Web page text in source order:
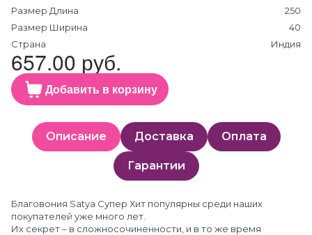
Размер Длина
250
Размер Ширина
40
Страна
Индия
657.00 руб.
Добавить в корзину
Описание Доставка Оплата
Гарантии
Благовония Satya Супер Хит популярны среди наших
покупателей уже много лет.
Их секрет – в сложносочиненности, и в то же время